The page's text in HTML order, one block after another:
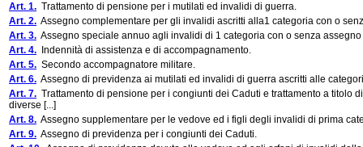
Art. 1. Trattamento di pensione per i mutilati ed invalidi di guerra.
Art. 2. Assegno complementare per gli invalidi ascritti alla1 categoria con o
Art. 3. Assegno speciale annuo agli invalidi di 1 categoria con o senza
Art. 4. Indennità di assistenza e di accompagnamento.
Art. 5. Secondo accompagnatore militare.
Art. 6. Assegno di previdenza ai mutilati ed invalidi di guerra ascritti alle
Art. 7. Trattamento di pensione per i congiunti dei Caduti e trattamento a
diverse [...]
Art. 8. Assegno supplementare per le vedove ed i figli degli invalidi di prima
Art. 9. Assegno di previdenza per i congiunti dei Caduti.